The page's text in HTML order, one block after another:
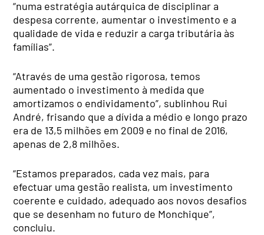
“numa estratégia autárquica de disciplinar a
despesa corrente, aumentar o investimento e a
qualidade de vida e reduzir a carga tributária às
famílias”.
“Através de uma gestão rigorosa, temos
aumentado o investimento à medida que
amortizamos o endividamento”, sublinhou Rui
André, frisando que a dívida a médio e longo prazo
era de 13,5 milhões em 2009 e no final de 2016,
apenas de 2,8 milhões.
“Estamos preparados, cada vez mais, para
efectuar uma gestão realista, um investimento
coerente e cuidado, adequado aos novos desafios
que se desenham no futuro de Monchique”,
concluiu.